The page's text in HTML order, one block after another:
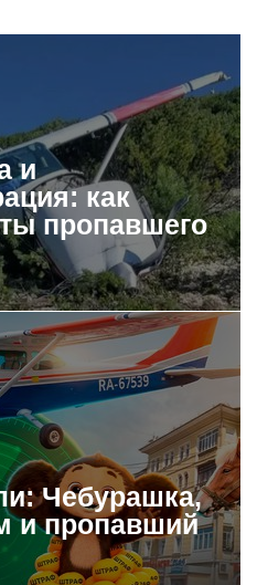
и
как
пропавшего
Чебурашка,
и пропавший